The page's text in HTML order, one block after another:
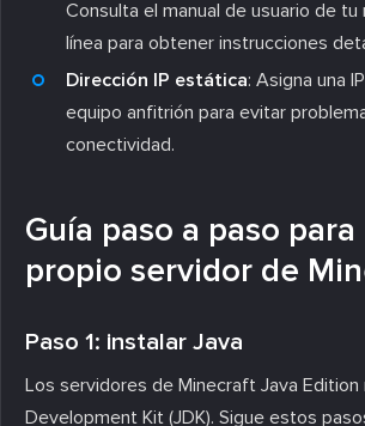
Consulta el manual de usuario de
línea para obtener instrucciones
Dirección IP estática: Asigna una
equipo anfitrión para evitar
conectividad.
Guía paso a paso
propio servidor de
Paso 1: instalar Java
Los servidores de Minecraft Java Edition
Development Kit (JDK). Sigue estos